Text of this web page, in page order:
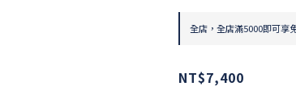
全店，全店滿5000即可享
NT$7,400